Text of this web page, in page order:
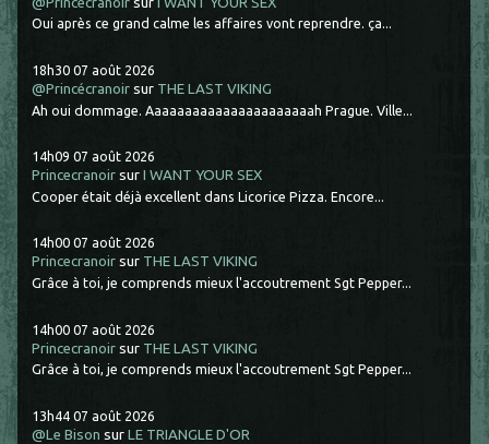
Oui après ce grand calme les affaires vont reprendre. ça...
18h30 07 août 2026
@Princécranoir sur THE LAST VIKING
Ah oui dommage. Aaaaaaaaaaaaaaaaaaaaaah Prague. Ville...
14h09 07 août 2026
Princecranoir surI WANT YOUR SEX
Cooper était déjà excellent dans Licorice Pizza. Encore...
14h00 07 août 2026
Princecranoir sur THE LAST VIKING
Grâce à toi, je comprends mieux l'accoutrement Sgt Pepper...
14h00 07 août 2026
Princecranoir sur THE LAST VIKING
Grâce à toi, je comprends mieux l'accoutrement Sgt Pepper...
13h44 07 août 2026
@Le Bison surLE TRIANGLE D'OR